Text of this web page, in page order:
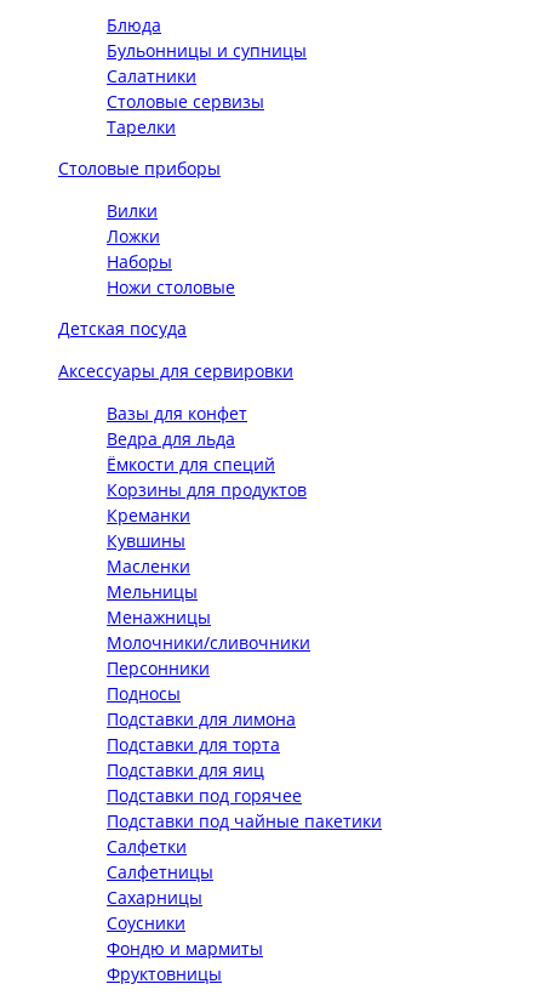
Блюда
Бульонницы и супницы
Салатники
Столовые сервизы
Тарелки
Столовые приборы
Вилки
Ложки
Наборы
Ножи столовые
Детская посуда
Аксессуары для сервировки
Вазы для конфет
Ведра для льда
Ёмкости для специй
Корзины для продуктов
Креманки
Кувшины
Масленки
Мельницы
Менажницы
Молочники/сливочники
Персонники
Подносы
Подставки для лимона
Подставки для торта
Подставки для яиц
Подставки под горячее
Подставки под чайные пакетики
Салфетки
Салфетницы
Сахарницы
Соусники
Фондю и мармиты
Фруктовницы